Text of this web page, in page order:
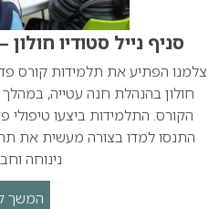
סניף נייל סטודיו
צלמנו הפתיע את תלמידות קורס
חולון בהנהלת חנה עטייה,
הקורס. התלמידות ביצעו טיפולי
התנסו למדו בצורה מעשית את
נינוחה
המשך